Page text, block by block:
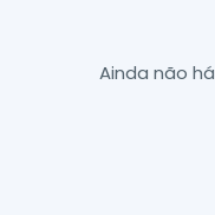
Ainda não